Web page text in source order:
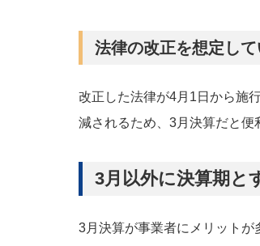
法律の改正を想定して
改正した法律が4月1日から施
減されるため、3月決算だと便
3月以外に決算期と
3月決算が事業者にメリット